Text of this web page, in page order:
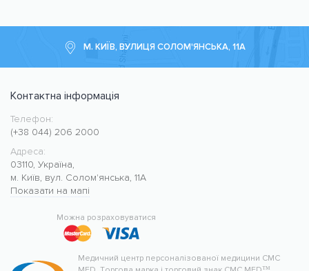
М. КИЇВ, ВУЛИЦЯ СОЛОМ'ЯНСЬКА, 11А
Контактна інформація
Медичний центр CMC MED
https://cmcmed.clinic
Телефон:
(+38 044) 206 2000
Адреса:
03110, Україна,
м. Київ, вул. Солом'янська, 11А
Показати на мапі
Можна розраховуватися
Медичний центр персоналізованої медицини CMC